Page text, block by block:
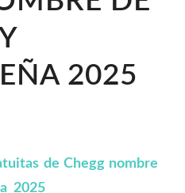
2025
de Chegg nombre
2025